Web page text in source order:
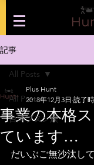
記事
All Posts
台湾ブヌン族
All Posts
事業の本格
ています…
Plus Hunt
2018年12月3日 読了
だいぶご無沙汰し